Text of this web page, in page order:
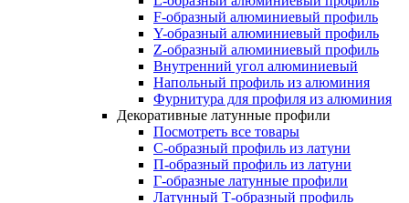
F-образный алюминиевый профиль
Y-образный алюминиевый профиль
Z-образный алюминиевый профиль
Внутренний угол алюминиевый
Напольный профиль из алюминия
Фурнитура для профиля из алюминия
Декоративные латунные профили
Посмотреть все товары
C-образный профиль из латуни
П-образный профиль из латуни
Г-образные латунные профили
Латунный Т-образный профиль